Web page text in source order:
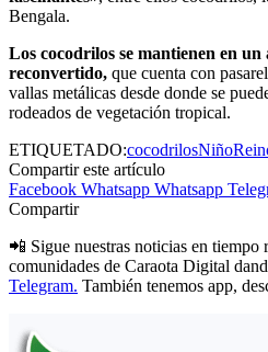
Bengala.
Los cocodrilos se mantienen en
reconvertido, que cuenta con
vallas metálicas desde donde se
rodeados de vegetación tropical.
ETIQUETADO:cocodrilosNiño
Compartir este artículo
Facebook Whatsapp Whatsapp
Compartir
📲 Sigue nuestras noticias en tiempo
comunidades de Caraota Digital
Telegram. También tenemos app,